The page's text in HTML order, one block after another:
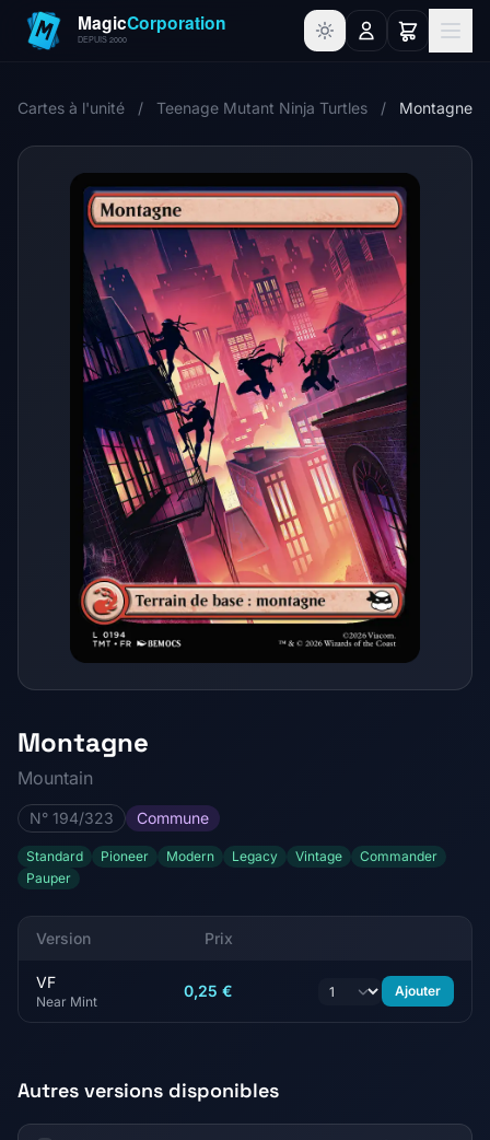
Cartes à l'unité / Teenage Mutant Ninja Turtles / Montagne
Montagne
Mountain
N° 194/323 Commune
Standard Pioneer Modern Legacy Vintage
Commander
Pauper
Version Prix
VF
Near Mint
0,25 € Ajouter
Autres versions disponibles